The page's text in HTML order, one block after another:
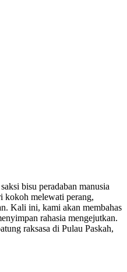
bisu peradaban manusia
kokoh melewati perang,
Kali ini, kami akan membahas
rahasia mengejutkan.
raksasa di Pulau Paskah,